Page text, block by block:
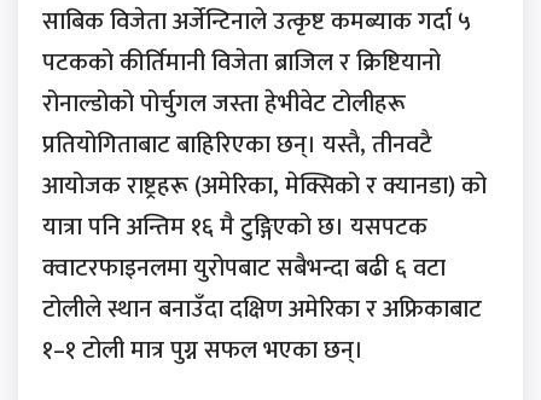
साबिक विजेता अर्जेन्टिनाले उत्कृष्ट कमब्याक गर्दा ५
पटकको कीर्तिमानी विजेता ब्राजिल र क्रिष्टियानो
रोनाल्डोको पोर्चुगल जस्ता हेभीवेट टोलीहरू
प्रतियोगिताबाट बाहिरिएका छन्। यस्तै, तीनवटै
आयोजक राष्ट्रहरू (अमेरिका, मेक्सिको र क्यानडा) को
यात्रा पनि अन्तिम १६ मै टुङ्गिएको छ। यसपटक
क्वाटरफाइनलमा युरोपबाट सबैभन्दा बढी ६ वटा
टोलीले स्थान बनाउँदा दक्षिण अमेरिका र अफ्रिकाबाट
१–१ टोली मात्र पुग्न सफल भएका छन्।